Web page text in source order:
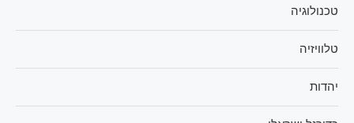
טכנולוגיה
טלוויזיה
יהדות